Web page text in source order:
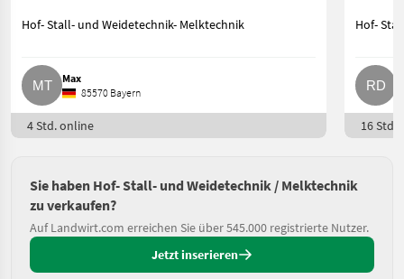
Hof- Stall- und Weidetechnik- Melktechnik
Max
85570 Bayern
4 Std. online
Hof-
16 Std.
Sie haben Hof- Stall- und Weidetechnik / Melktechnik
zu verkaufen?
Auf Landwirt.com erreichen Sie über 545.000 registrierte Nutzer.
Jetzt inserieren